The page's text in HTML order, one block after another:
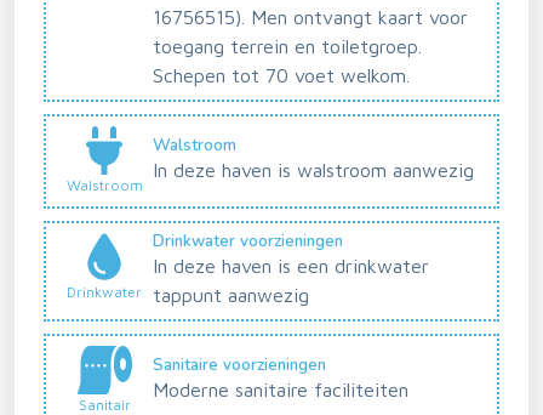
16756515). Men ontvangt kaart voor
toegang terrein en toiletgroep.
Schepen tot 70 voet welkom.
Walstroom
Walstroom
In deze haven is walstroom aanwezig
Drinkwater
Drinkwater voorzieningen
In deze haven is een drinkwater
tappunt aanwezig
Sanitair
Sanitaire voorzieningen
Moderne sanitaire faciliteiten